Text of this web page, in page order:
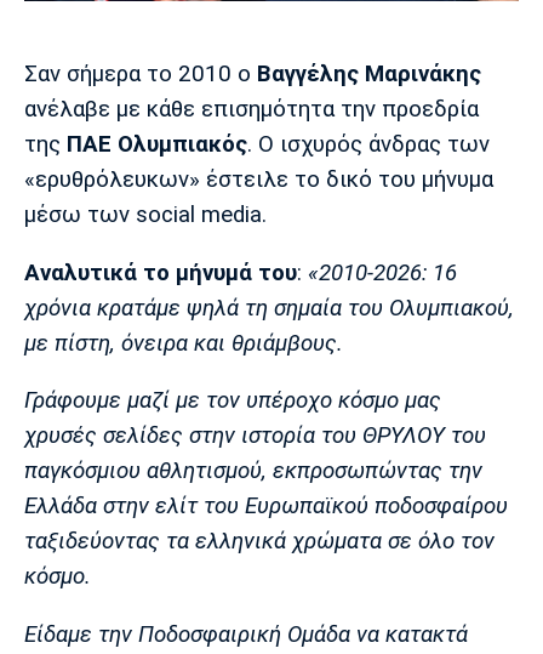
Πολιτισμός
Τραγούδια
Cine Spot
Running
Παρασκήνιο
Πρόγραμμα TV
Ιωνικός Κηφισιά Πανσερραϊκός
Μπαρτσελόνα
Ρεάλ
Ατλέτικο
Μάντσεστερ
Γιουνάιτεντ
Τσέλσι Άρσεναλ
Λίβερπουλ
Μάντσεστερ
Γιουβέντους
Σαν σήμερα το 2010 ο Βαγγέλης Μαρινάκης
ανέλαβε με κάθε επισημότητα την προεδρία
της ΠΑΕ Ολυμπιακός. Ο ισχυρός άνδρας των
«ερυθρόλευκων» έστειλε το δικό του μήνυμα
μέσω των social media.
Αναλυτικά το μήνυμά του: «2010-2026: 16
χρόνια κρατάμε ψηλά τη σημαία του Ολυμπιακού,
με πίστη, όνειρα και θριάμβους.
Γράφουμε μαζί με τον υπέροχο κόσμο μας
χρυσές σελίδες στην ιστορία του ΘΡΥΛΟΥ του
παγκόσμιου αθλητισμού, εκπροσωπώντας την
Ελλάδα στην ελίτ του Ευρωπαϊκού ποδοσφαίρου
ταξιδεύοντας τα ελληνικά χρώματα σε όλο τον
κόσμο.
Είδαμε την Ποδοσφαιρική Ομάδα να κατακτά